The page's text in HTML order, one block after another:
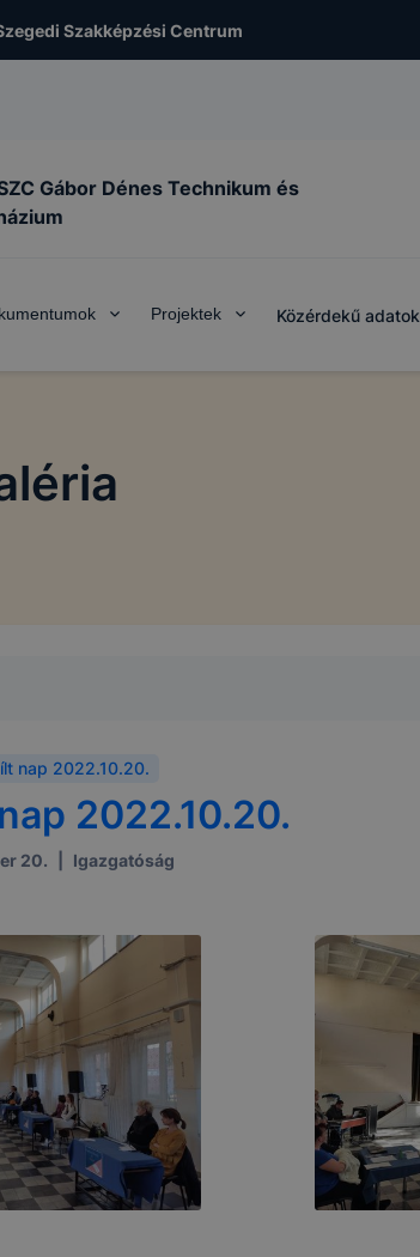
Szakképzési Centrum
Gábor Dénes Technikum és
Projektek Közérdekű adatok
nap 2022.10.20.
2022.10.20.
20. Igazgatóság